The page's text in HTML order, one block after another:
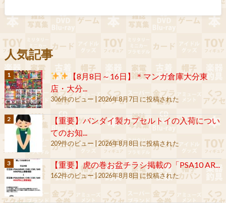
人気記事
【8月8日～16日】＊マンガ倉庫大分東
店・大分...
306件のビュー 2026年8月7日 に投稿された
【重要】バンダイ製カプセルトイの入荷につい
てのお知...
209件のビュー 2026年8月8日 に投稿された
【重要】虎の巻お盆チラシ掲載の「PSA10 AR...
162件のビュー|2026年8月8日 に投稿された